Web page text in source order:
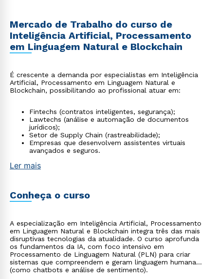
Mercado de Trabalho do curso de
Inteligência Artificial, Processamento
em Linguagem Natural e Blockchain
É crescente a demanda por especialistas em Inteligência
Artificial, Processamento em Linguagem Natural e
Blockchain, possibilitando ao profissional atuar em:
Fintechs (contratos inteligentes, segurança);
Lawtechs (análise e automação de documentos
jurídicos);
Setor de Supply Chain (rastreabilidade);
Empresas que desenvolvem assistentes virtuais
avançados e seguros.
Ler mais
Conheça o curso
A especialização em Inteligência Artificial, Processamento
em Linguagem Natural e Blockchain integra três das mais
disruptivas tecnologias da atualidade. O curso aprofunda
os fundamentos da IA, com foco intensivo em
Processamento de Linguagem Natural (PLN) para criar
sistemas que compreendem e geram linguagem humana
(como chatbots e análise de sentimento).